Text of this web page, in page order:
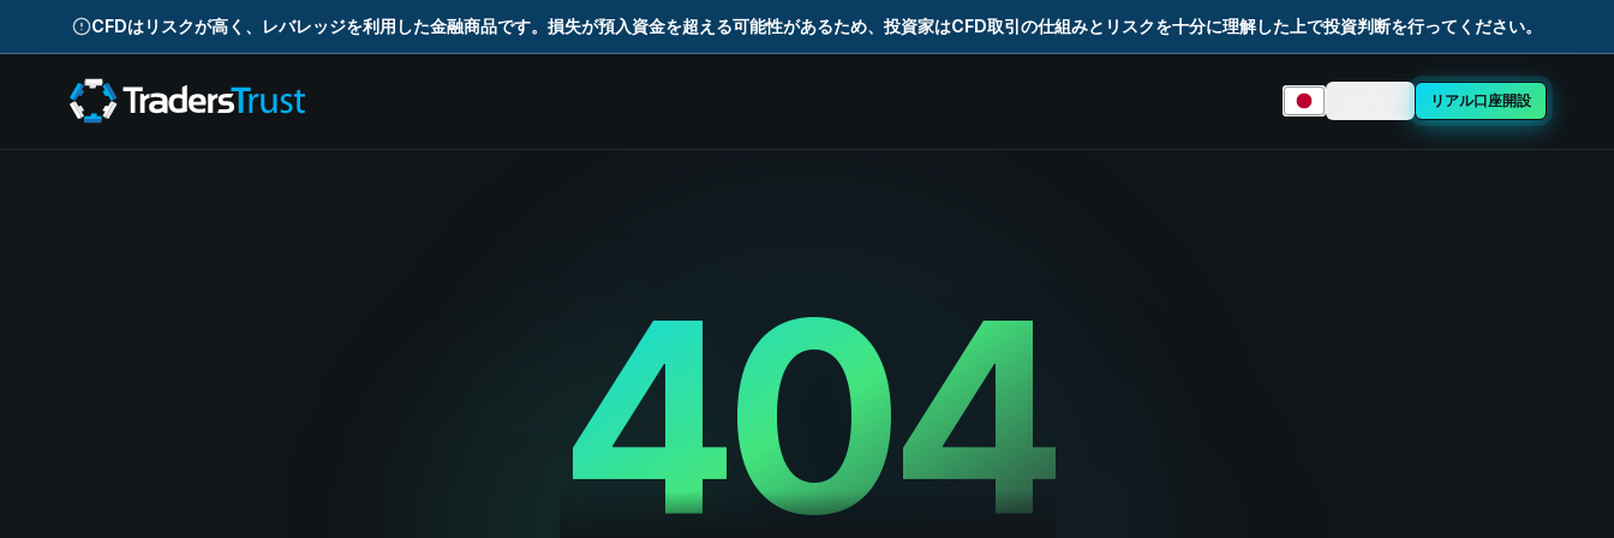
CFDはリスクが高く、レバレッジを利用した金融商品です。損失が預入資金を超える可能性があるため、投資家はCFD取引の仕組みとリスクを十分に理解した上で投資判断を行ってください。
言語を選択
リアル口座開設
404